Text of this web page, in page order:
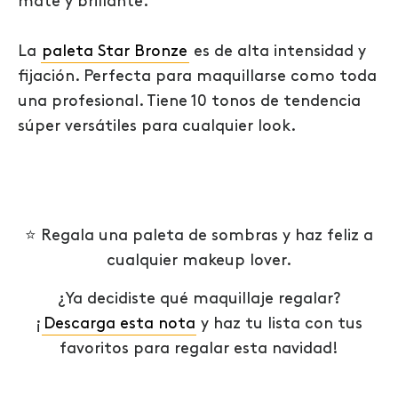
La paleta Star Bronze es de alta intensidad y
fijación. Perfecta para maquillarse como toda
una profesional. Tiene 10 tonos de tendencia
súper versátiles para cualquier look.
⭐ Regala una paleta de sombras y haz feliz a
cualquier makeup lover.
¿Ya decidiste qué maquillaje regalar?
¡ Descarga esta nota y haz tu lista con tus
favoritos para regalar esta navidad!